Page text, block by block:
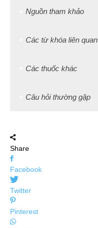
Nguồn tham khảo
Các từ khóa liên quan
Các thuốc khác
Câu hỏi thường gặp
Share
Facebook
Twitter
Pinterest